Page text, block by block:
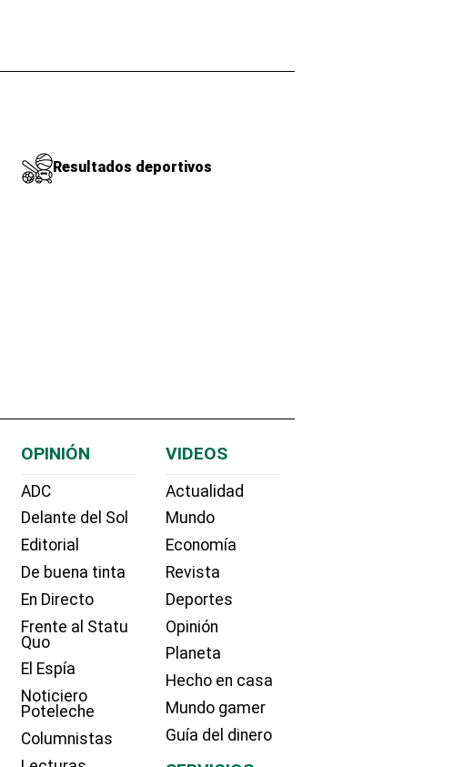
Resultados deportivos
OPINIÓN
ADC
Delante del Sol
Editorial
De buena tinta
En Directo
Frente al Statu
Quo
El Espía
Noticiero
Poteleche
Columnistas
VIDEOS
Actualidad
Mundo
Economía
Revista
Deportes
Opinión
Planeta
Hecho en casa
Mundo gamer
Guía del dinero